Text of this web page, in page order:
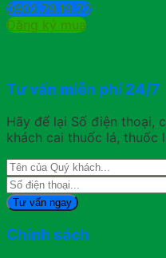
0902.79.19.22
Đăng ký mua
Tư vấn miễn phí 24/7
Hãy để lại Số điện thoại,
khách cai thuốc lá, thuốc
Chính sách